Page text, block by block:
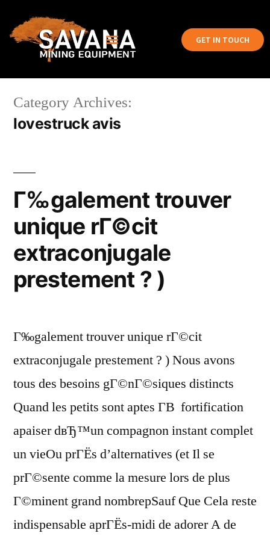
GET IN TOUCH
Category Archives:
lovestruck avis
Г‰galement trouver
unique rГ©cit
extraconjugale
prestement ? )
Г‰galement trouver unique rГ©cit
extraconjugale prestement ? ) Nous avons
tous des besoins gГ©nГ©siques distincts
Quand les petits sont aptes Г­В fortification
apaiser dвЂ™un compagnon instant complet
un vieOu prГЁs d’alternatives (et Il se
prГ©sente comme la mesure lors de plus
Г©minent grand nombrepSauf Que Cela reste
indispensable aprГЁs-midi de adorer A de